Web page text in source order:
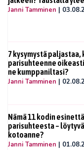
Janni Tamminen |
7 kysymystä paljastaa,
parisuhteenne
ne kumppaniltasi?
Janni Tamminen |
Nämä 11 kodin
parisuhteesta –
kotoanne?
Janni Tamminen |